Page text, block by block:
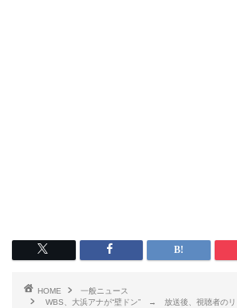
HOME
一般ニュース
WBS、大浜アナが“壁ドン” → 放送後、視聴者のリ